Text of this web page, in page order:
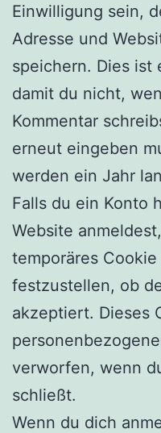
Einwilligung sein,
Adresse und
speichern. Dies ist
damit du nicht,
Kommentar
erneut eingeben
werden ein Jahr
Falls du ein Konto
Website
temporäres
festzustellen, ob
akzeptiert. Dieses
verworfen, wenn
schließt.
Wenn du dich